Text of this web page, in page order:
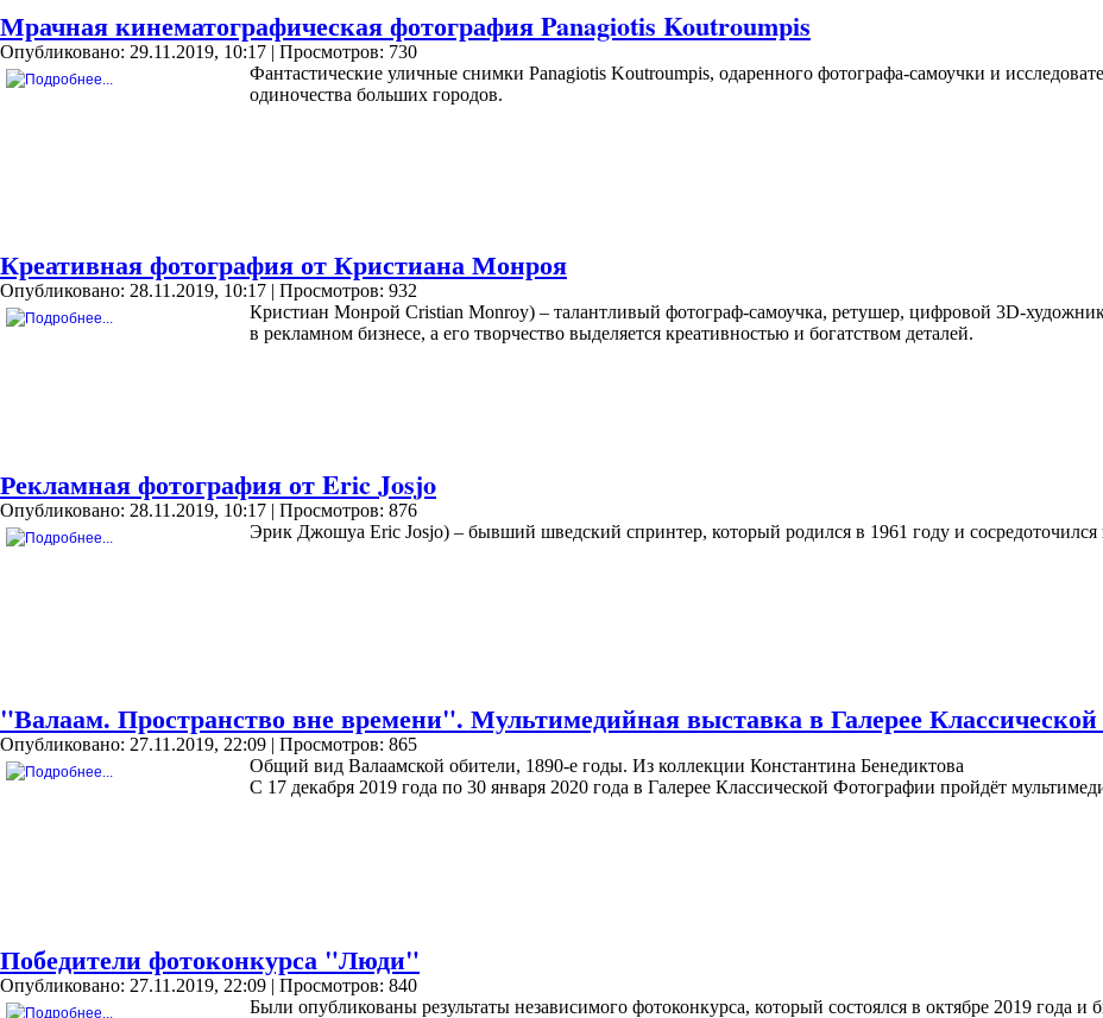
Мрачная кинематографическая фотография Panagiotis Koutroumpis
Опубликовано: 29.11.2019, 10:17 | Просмотров: 730
Фантастические уличные снимки Panagiotis Koutroumpis, одаренного фотографа-самоучки и
одиночества больших городов.
Креативная фотография от Кристиана Монроя
Опубликовано: 28.11.2019, 10:17 | Просмотров: 932
Кристиан Монрой Cristian Monroy) – талантливый фотограф-самоучка, ретушер, цифровой 3D-
в рекламном бизнесе, а его творчество выделяется креативностью и богатством деталей.
Рекламная фотография от Eric Josjo
Опубликовано: 28.11.2019, 10:17 | Просмотров: 876
Эрик Джошуа Eric Josjo) – бывший шведский спринтер, который родился в 1961 году и сосредоточился
"Валаам. Пространство вне времени". Мультимедийная выставка в Галерее
Опубликовано: 27.11.2019, 22:09 | Просмотров: 865
Общий вид Валаамской обители, 1890-е годы. Из коллекции Константина Бенедиктова
С 17 декабря 2019 года по 30 января 2020 года в Галерее Классической Фотографии пройдёт
Победители фотоконкурса "Люди"
Опубликовано: 27.11.2019, 22:09 | Просмотров: 840
Были опубликованы результаты независимого фотоконкурса, который состоялся в октябре 2019 года